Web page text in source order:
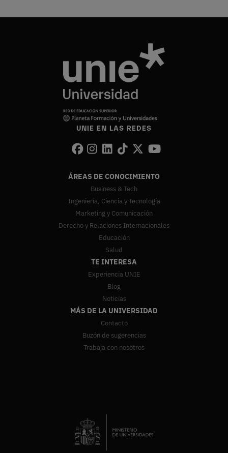
UNIE EN LAS REDES
ÁREAS DE CONOCIMIENTO
Business & Tech
Ingeniería, Ciencia y Tecnología
Marketing y Comunicación
Derecho y Relaciones Internacionales
Educación
Salud
TE INTERESA
Experiencia UNIE
Blog
Noticias
MÁS DE LA UNIVERSIDAD
Contacto
Buzón de sugerencias
Trabaja con nosotros